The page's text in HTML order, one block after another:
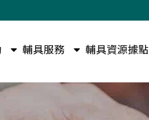
輔具服務 輔具資源據點